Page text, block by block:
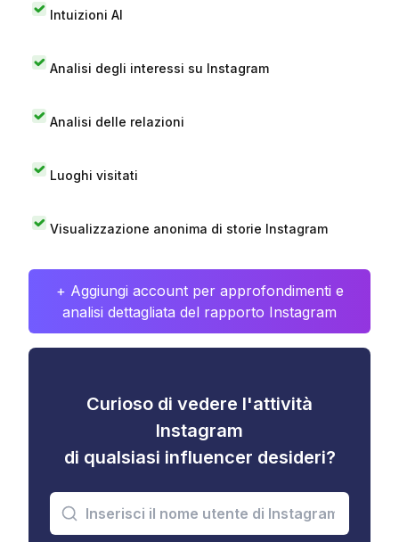
Intuizioni AI
Analisi degli interessi su Instagram
Analisi delle relazioni
Luoghi visitati
Visualizzazione anonima di storie Instagram
+ Aggiungi account per approfondimenti e
analisi dettagliata del rapporto Instagram
Curioso di vedere l'attività
Instagram
di qualsiasi influencer desideri?